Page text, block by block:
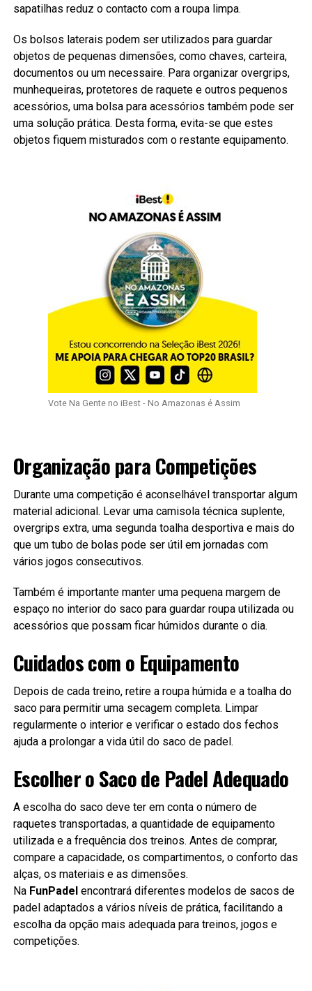
sapatilhas reduz o contacto com a roupa limpa.
Os bolsos laterais podem ser utilizados para guardar
objetos de pequenas dimensões, como chaves, carteira,
documentos ou um necessaire. Para organizar overgrips,
munhequeiras, protetores de raquete e outros pequenos
acessórios, uma bolsa para acessórios também pode ser
uma solução prática. Desta forma, evita-se que estes
objetos fiquem misturados com o restante equipamento.
Vote Na Gente no iBest - No Amazonas é Assim
Organização para Competições
Durante uma competição é aconselhável transportar algum
material adicional. Levar uma camisola técnica suplente,
overgrips extra, uma segunda toalha desportiva e mais do
que um tubo de bolas pode ser útil em jornadas com
vários jogos consecutivos.
Também é importante manter uma pequena margem de
espaço no interior do saco para guardar roupa utilizada ou
acessórios que possam ficar húmidos durante o dia.
Cuidados com o Equipamento
Depois de cada treino, retire a roupa húmida e a toalha do
saco para permitir uma secagem completa. Limpar
regularmente o interior e verificar o estado dos fechos
ajuda a prolongar a vida útil do saco de padel.
Escolher o Saco de Padel Adequado
A escolha do saco deve ter em conta o número de
raquetes transportadas, a quantidade de equipamento
utilizada e a frequência dos treinos. Antes de comprar,
compare a capacidade, os compartimentos, o conforto das
alças, os materiais e as dimensões.
Na FunPadelencontrará diferentes modelos de sacos de
padel adaptados a vários níveis de prática, facilitando a
escolha da opção mais adequada para treinos, jogos e
competições.